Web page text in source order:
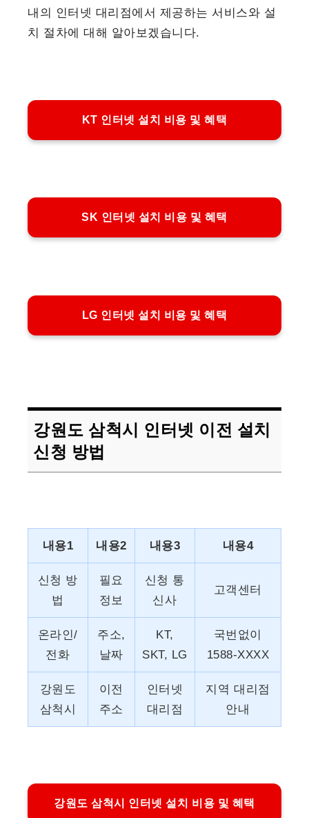
내의 인터넷 대리점에서 제공하는 서비스와 설
치 절차에 대해 알아보겠습니다.
KT 인터넷 설치 비용 및 혜택
SK 인터넷 설치 비용 및 혜택
LG 인터넷 설치 비용 및 혜택
강원도 삼척시 인터넷 이전 설치
신청 방법
내용1 내용2 내용3 내용4
신청 방
법
필요
정보
신청 통
신사
고객센터
온라인/
전화
주소,
날짜
KT,
SKT, LG
국번없이
1588-XXXX
강원도
삼척시
이전
주소
인터넷
대리점
지역 대리점
안내
강원도 삼척시 인터넷 설치 비용 및 혜택